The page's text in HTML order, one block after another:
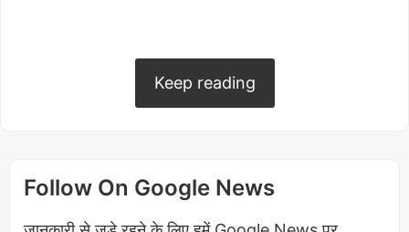
चावल का पानी
अण्डे का उपयोग
बालों को हेल्दी बनाना है तो अपनाएं इन्हें
Keep reading
Follow On Google News